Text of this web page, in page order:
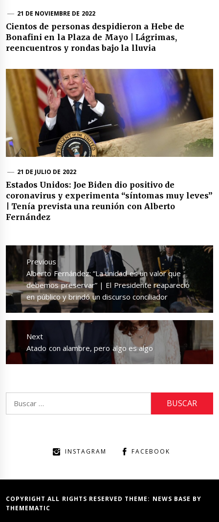
21 DE NOVIEMBRE DE 2022
Cientos de personas despidieron a Hebe de
Bonafini en la Plaza de Mayo | Lágrimas,
reencuentros y rondas bajo la lluvia
21 DE JULIO DE 2022
Estados Unidos: Joe Biden dio positivo de
coronavirus y experimenta “síntomas muy leves”
| Tenía prevista una reunión con Alberto
Fernández
Navegación
de
entradas
Previous
Previous
post:
Alberto Fernández: “La unidad es un valor que
debemos preservar” | El Presidente reapareció
en público y brindó un discurso conciliador
Next
Next
post:
Atado con alambre, pero algo es algo
INSTAGRAM FACEBOOK
COPYRIGHT ALL RIGHTS RESERVED THEME: NEWS BASE BY
THEMEMATIC